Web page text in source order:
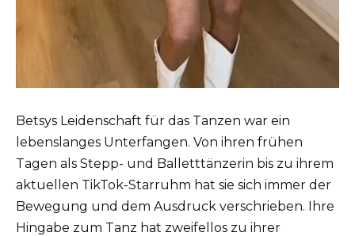
Betsys Leidenschaft für das Tanzen war ein
lebenslanges Unterfangen. Von ihren frühen
Tagen als Stepp- und Balletttänzerin bis zu ihrem
aktuellen TikTok-Starruhm hat sie sich immer der
Bewegung und dem Ausdruck verschrieben. Ihre
Hingabe zum Tanz hat zweifellos zu ihrer